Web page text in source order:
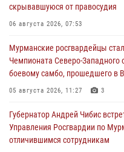
скрывавшуюся от правосудия
06 августа 2026, 07:53
Мурманские росгвардейцы
Чемпионата Северо-Западного
боевому самбо, прошедшего в
05 августа 2026, 11:27 3
Губернатор Андрей Чибис
Управления Росгвардии по
отличившимся сотрудникам